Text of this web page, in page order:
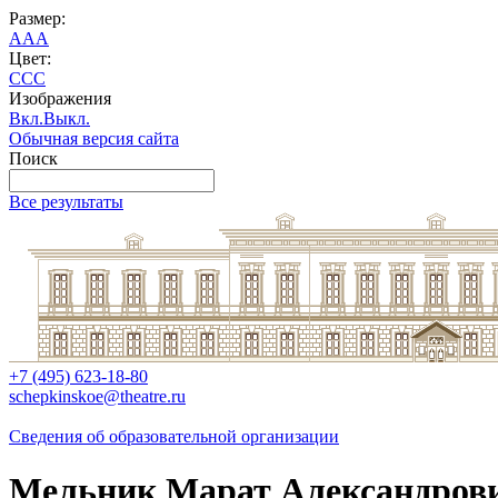
Размер:
AAA
Цвет:
CCC
Изображения
Вкл.Выкл.
Обычная версия сайта
Поиск
Все результаты
+7 (495) 623-18-80
schepkinskoe@theatre.ru
Сведения об образовательной организации